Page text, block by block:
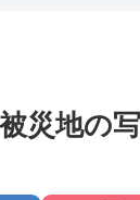
災地の